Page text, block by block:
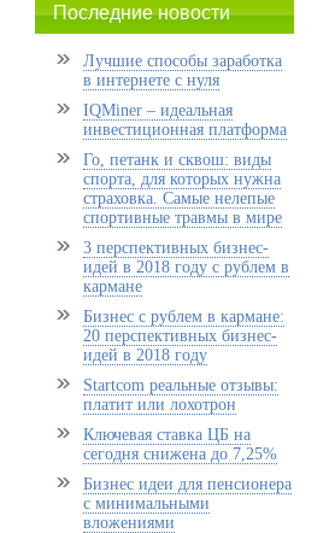
Последние новости
Лучшие способы заработка
в интернете с нуля
IQMiner – идеальная
инвестиционная платформа
Го, петанк и сквош: виды
спорта, для которых нужна
страховка. Самые нелепые
спортивные травмы в мире
3 перспективных бизнес-
идей в 2018 году с рублем в
кармане
Бизнес с рублем в кармане:
20 перспективных бизнес-
идей в 2018 году
Startcom реальные отзывы:
платит или лохотрон
Ключевая ставка ЦБ на
сегодня снижена до 7,25%
Бизнес идеи для пенсионера
с минимальными
вложениями